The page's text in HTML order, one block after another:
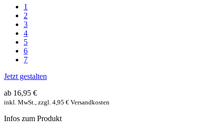
1
2
3
4
5
6
7
Jetzt gestalten
ab 16,95 €
inkl. MwSt., zzgl. 4,95 € Versandkosten
Infos zum Produkt